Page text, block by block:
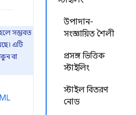
উপাদান-
সংজ্ঞায়িত শৈলী
প্রসঙ্গ ভিত্তিক
স্টাইলিং
স্টাইল বিতরণ
নোড
সম্ভবত
এটি
বা